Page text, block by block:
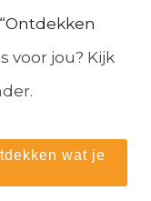
voor jou? Kijk
wat je